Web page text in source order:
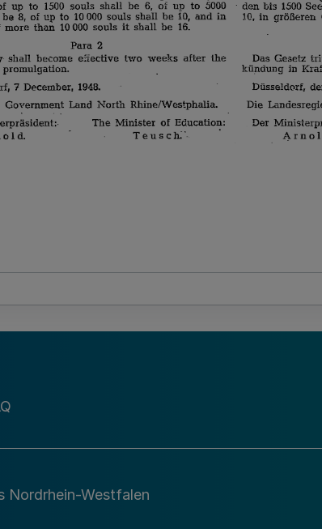
Nordrhein-Westfalen